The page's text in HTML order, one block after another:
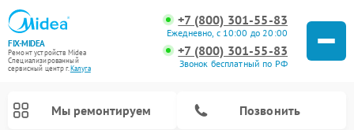
FIX-MIDEA
Ремонт устройств Midea
Специализированный
cервисный центр г.Калуга
+7 (800) 301-55-83
Ежедневно, с 10:00 до 20:00
+7 (800) 301-55-83
Звонок бесплатный по РФ
Мы ремонтируем Позвонить